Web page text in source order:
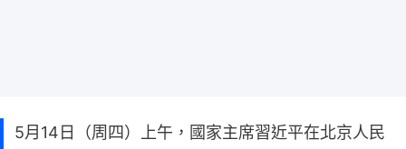
5月14日（周四）上午，國家主席習近平在北京人民